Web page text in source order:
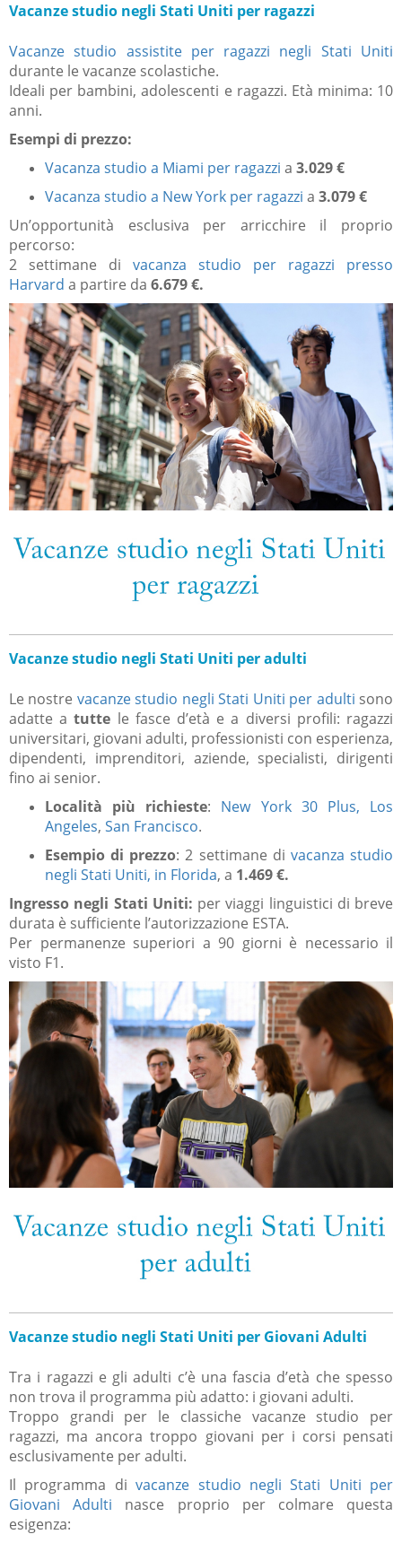
Vacanze studio negli Stati Uniti per ragazzi
Vacanze studio assistite per ragazzi negli Stati Uniti
durante le vacanze scolastiche.
Ideali per bambini, adolescenti e ragazzi. Età minima: 10
anni.
Esempi di prezzo:
Vacanza studio a Miami per ragazzi a 3.029 €
Vacanza studio a New York per ragazzi a 3.079 €
Un’opportunità esclusiva per arricchire il proprio
percorso:
2 settimane di vacanza studio per ragazzi presso
Harvard a partire da 6.679 €.
Vacanze studio negli Stati Uniti per adulti
Le nostre vacanze studio negli Stati Uniti per adulti sono
adatte a tutte le fasce d’età e a diversi profili: ragazzi
universitari, giovani adulti, professionisti con esperienza,
dipendenti, imprenditori, aziende, specialisti, dirigenti
fino ai senior.
Località più richieste: New York 30 Plus, Los
Angeles, San Francisco.
Esempio di prezzo: 2 settimane di vacanza studio
negli Stati Uniti, in Florida, a 1.469 €.
Ingresso negli Stati Uniti: per viaggi linguistici di breve
durata è sufficiente l’autorizzazione ESTA.
Per permanenze superiori a 90 giorni è necessario il
visto F1.
Vacanze studio negli Stati Uniti per Giovani Adulti
Tra i ragazzi e gli adulti c’è una fascia d’età che spesso
non trova il programma più adatto: i giovani adulti.
Troppo grandi per le classiche vacanze studio per
ragazzi, ma ancora troppo giovani per i corsi pensati
esclusivamente per adulti.
Il programma divacanze studio negli Stati Uniti per
Giovani Adulti nasce proprio per colmare questa
esigenza: